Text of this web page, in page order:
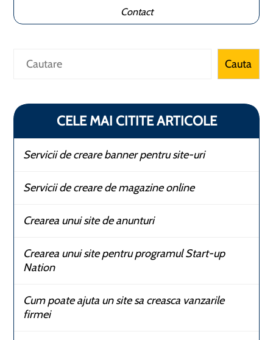
Contact
Caută Cauta
CELE MAI CITITE ARTICOLE
Servicii de creare banner pentru site-uri
Servicii de creare de magazine online
Crearea unui site de anunturi
Crearea unui site pentru programul Start-up
Nation
Cum poate ajuta un site sa creasca vanzarile
firmei